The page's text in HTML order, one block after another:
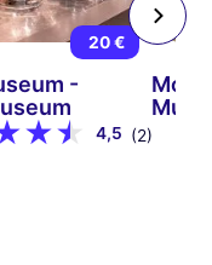
20 €
-
4,5 (2)